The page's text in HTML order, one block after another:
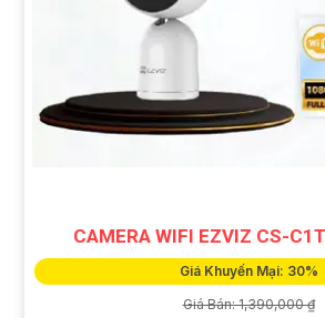
CAMERA WIFI EZVIZ CS-
Giá Khuyến Mại: 30%
Giá Bán: 1,390,000 ₫